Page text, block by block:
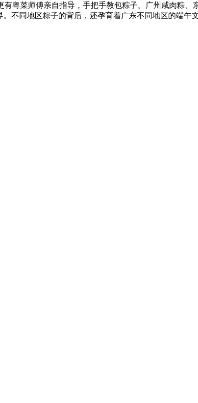
粤菜师傅亲自指导，手把手教包粽子。广州咸肉粽、
同地区粽子的背后，还孕育着广东不同地区的端午文